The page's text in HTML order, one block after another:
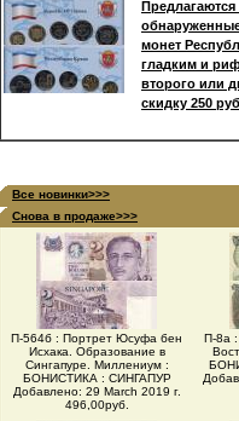
монет
гладким и
второго или
скидку 250
Все новинки>>>
Снова в продаже>>>
П-564б : Портрет Юсуфа бен
Исхака. Образование в
Сингапуре. Миллениум :
БОНИСТИКА : СИНГАПУР
Добавлено: 29 March 2019 г.
496,00руб.
П-8а